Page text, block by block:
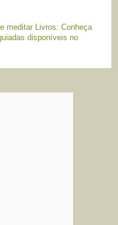
meditar Livros: Conheça
disponíveis no